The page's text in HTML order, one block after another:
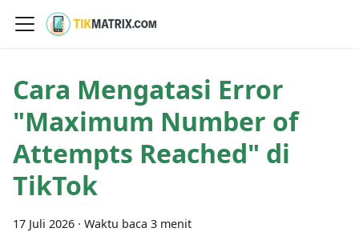
Cara Mengatasi Error
"Maximum Number of
Attempts Reached" di
TikTok
17 Juli 2026 · Waktu baca 3 menit